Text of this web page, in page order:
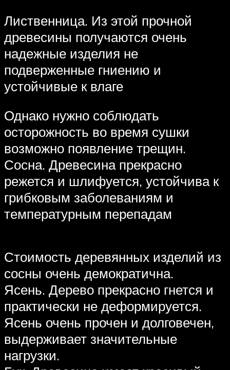
Лиственница. Из этой прочной
древесины получаются очень
надежные изделия не
подверженные гниению и
устойчивые к влаге
Однако нужно соблюдать
осторожность во время сушки
возможно появление трещин.
Сосна. Древесина прекрасно
режется и шлифуется, устойчива к
грибковым заболеваниям и
температурным перепадам
Стоимость деревянных изделий из
сосны очень демократична.
Ясень. Дерево прекрасно гнется и
практически не деформируется.
Ясень очень прочен и долговечен,
выдерживает значительные
нагрузки.